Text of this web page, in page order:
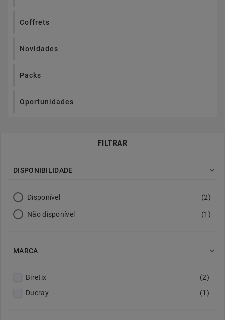
Coffrets
Novidades
Packs
Oportunidades
FILTRAR
DISPONIBILIDADE 
Disponível (2)
Não disponível (1)
MARCA 
Biretix
(2)
Ducray
(1)